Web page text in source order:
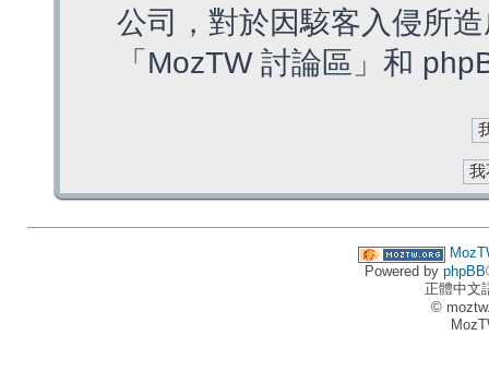
公司，對於因駭客入侵所
「MozTW 討論區」和
Powered by phpBB
正體中文
©